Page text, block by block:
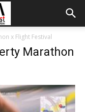
x Flight Festival
Marathon